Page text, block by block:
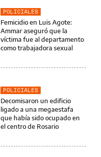
POLICIALES
Femicidio en Luis Agote:
Ammar aseguró que la
víctima fue al departamento
como trabajadora sexual
POLICIALES
Decomisaron un edificio
ligado a una megaestafa
que había sido ocupado en
el centro de Rosario